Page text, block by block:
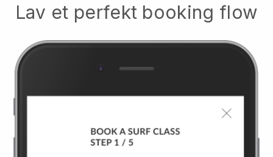
Lav et perfekt booking flow